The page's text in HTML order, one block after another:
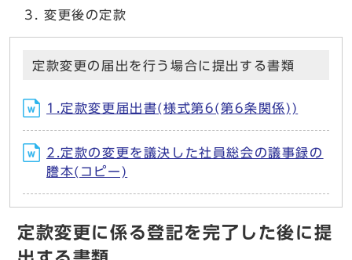
変更後の定款
定款変更の届出を行う場合に提出する書類
1.定款変更届出書(様式第6(第6条関係))
2.定款の変更を議決した社員総会の議事録の
謄本(コピー)
定款変更に係る登記を完了した後に提